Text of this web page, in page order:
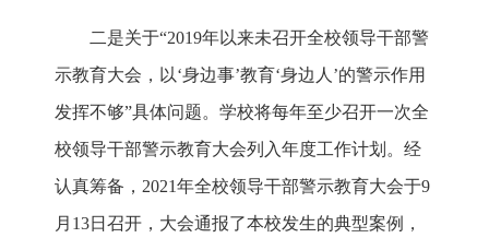
二是关于“2019年以来未召开全校领导干部警
示教育大会，以‘身边事’教育‘身边人’的警示作用
发挥不够”具体问题。学校将每年至少召开一次全
校领导干部警示教育大会列入年度工作计划。经
认真筹备，2021年全校领导干部警示教育大会于9
月13日召开，大会通报了本校发生的典型案例，